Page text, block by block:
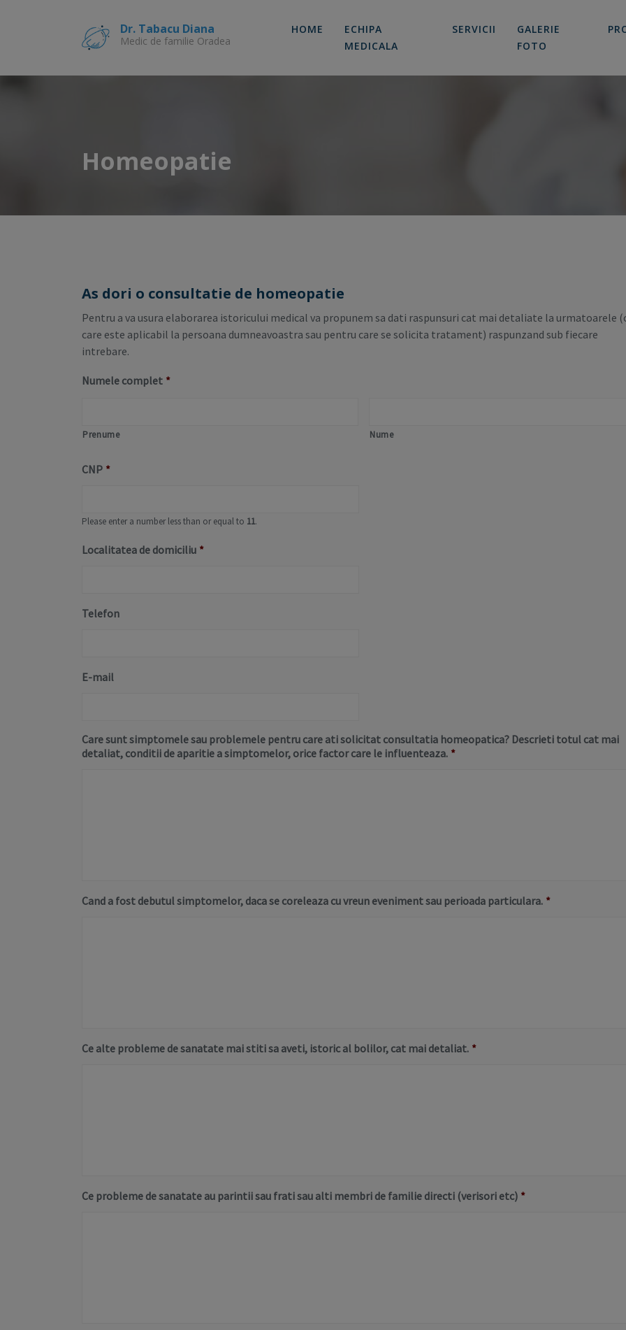
Dr. Tabacu Diana
Medic de familie Oradea
HOME
ECHIPA
MEDICALA
SERVICII
GALERIE
FOTO
Homeopatie
As dori o consultatie de homeopatie
Pentru a va usura elaborarea istoricului medical va propunem sa dati raspunsuri cat mai detaliate la urmatoarele
care este aplicabil la persoana dumneavoastra sau pentru care se solicita tratament) raspunzand sub fiecare
intrebare.
Numele complet *
Prenume Nume
CNP *
Please enter a number less than or equal to 11.
Localitatea de domiciliu *
Telefon
E-mail
Care sunt simptomele sau problemele pentru care ati solicitat consultatia homeopatica? Descrieti totul cat mai
detaliat, conditii de aparitie a simptomelor, orice factor care le influenteaza. *
Cand a fost debutul simptomelor, daca se coreleaza cu vreun eveniment sau perioada particulara. *
Ce alte probleme de sanatate mai stiti sa aveti, istoric al bolilor, cat mai detaliat. *
Ce probleme de sanatate au parintii sau frati sau alti membri de familie directi (verisori etc) *